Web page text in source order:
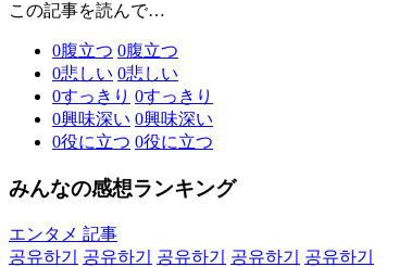
この記事を読んで…
0腹立つ 0腹立つ
0悲しい 0悲しい
0すっきり 0すっきり
0興味深い 0興味深い
0役に立つ 0役に立つ
みんなの感想ランキング
エンタメ 記事
공유하기
공유하기 공유하기 공유하기
공유하기